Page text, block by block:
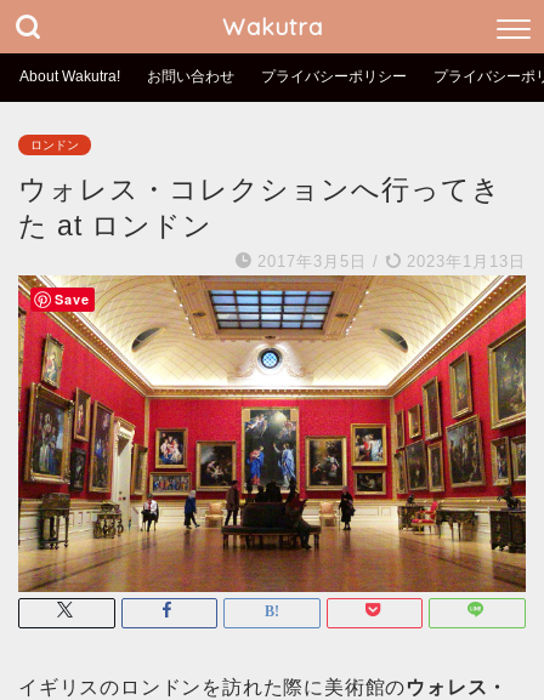
Wakutra
About Wakutra! お問い合わせ プライバシーポリシー プライバシーポ
ロンドン
ウォレス・コレクションへ行ってき
た at ロンドン
2017年3月5日 / 2023年1月13日
イギリスのロンドンを訪れた際に美術館のウォレス・
Save